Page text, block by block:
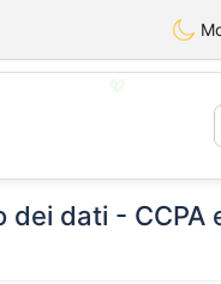
dati - CCPA